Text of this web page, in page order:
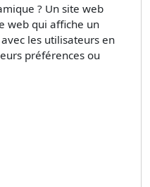
? Un site web
web qui affiche un
les utilisateurs en
préférences ou